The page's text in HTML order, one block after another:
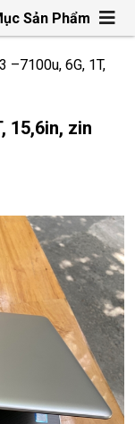
Sản Phẩm
–7100u, 6G, 1T,
15,6in, zin